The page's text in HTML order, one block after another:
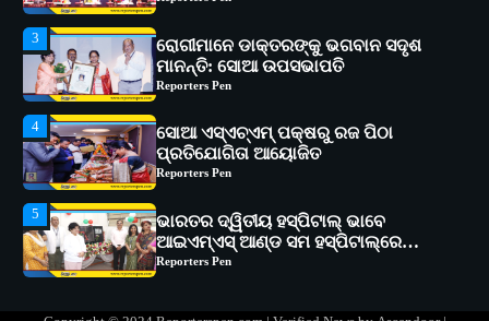
4
ସୋଆ ଏସ୍‌ଏଚ୍‌ଏମ୍ ପକ୍ଷରୁ ରଜ ପିଠା
ପ୍ରତିଯୋଗିତା ଆୟୋଜିତ
Reporters Pen
5
ଭାରତର ଦ୍ୱିତୀୟ ହସ୍ପିଟାଲ୍ ଭାବେ
ଆଇଏମ୍‌ଏସ୍ ଆଣ୍ଡ ସମ ହସ୍ପିଟାଲ୍‌ରେ
ଅତ୍ୟାଧୁନିକ ଡିଜିସ୍କାନର ସ୍ଥାପନ
Reporters Pen
1
ସୋଆ ପକ୍ଷରୁ ରାୱେ କାର୍ଯ୍ୟକ୍ରମ ଅଧୀନରେ
୧୧ଟି ଗ୍ରାମରେ ୧୬ଟି କୃଷକ ପ୍ରଶିକ୍ଷଣ
କାର୍ଯ୍ୟକ୍ରମ ଆୟୋଜିତ
Reporters Pen